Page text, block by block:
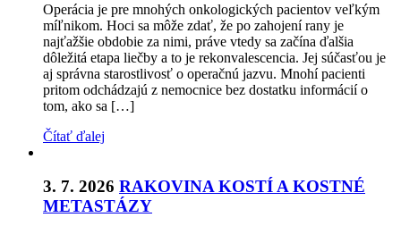
Operácia je pre mnohých onkologických pacientov veľkým
míľnikom. Hoci sa môže zdať, že po zahojení rany je
najťažšie obdobie za nimi, práve vtedy sa začína ďalšia
dôležitá etapa liečby a to je rekonvalescencia. Jej súčasťou je
aj správna starostlivosť o operačnú jazvu. Mnohí pacienti
pritom odchádzajú z nemocnice bez dostatku informácií o
tom, ako sa […]
Čítať ďalej
3. 7. 2026 RAKOVINA KOSTÍ A KOSTNÉ
METASTÁZY